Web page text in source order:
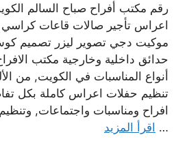
رقم مكتب أفراح صباح السالم
اعراس تأجير صالات قاعات
موكيت دجي تصوير ليزر تصميم
حدائق داخلية وخارجية مكتب
أنواع المناسبات في الكويت, من
تنظيم حفلات اعراس كاملة بكل
افراح ومناسبات واجتماعات,
… اقرأ المزيد